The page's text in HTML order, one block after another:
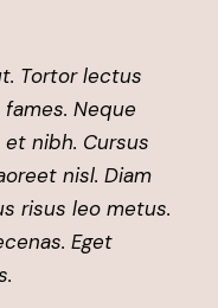
Tortor lectus
Neque
nibh. Cursus
nisl. Diam
risus leo metus.
Eget